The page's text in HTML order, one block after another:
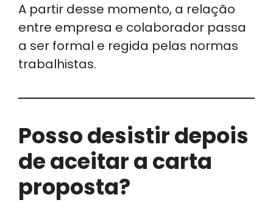
A partir desse momento, a relação
entre empresa e colaborador passa
a ser formal e regida pelas normas
trabalhistas.
Posso desistir depois
de aceitar a carta
proposta?